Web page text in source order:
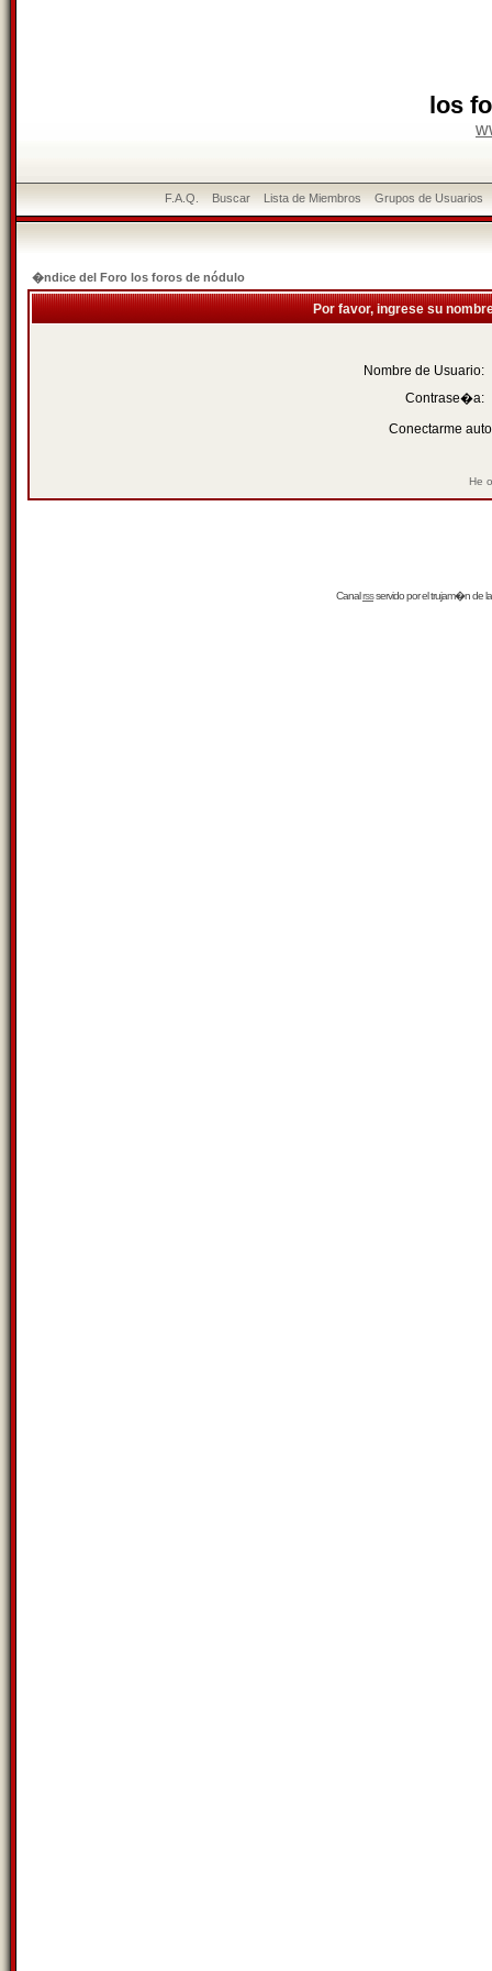
los
F.A.Q. Buscar Lista de Miembros Grupos de Usuarios
�ndice del Foro los foros de nódulo
Por favor, ingrese su
Nombre de Usuario:
Contrase�a:
Conectarme
He
Canalrssservido por eltrujam�nde